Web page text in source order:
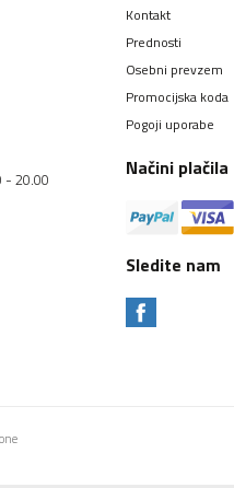
- 20.00
Kontakt
Prednosti
Osebni prevzem
Promocijska koda
Pogoji uporabe
Načini plačila
Sledite nam